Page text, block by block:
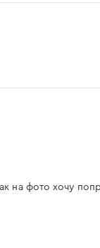
на фото хочу